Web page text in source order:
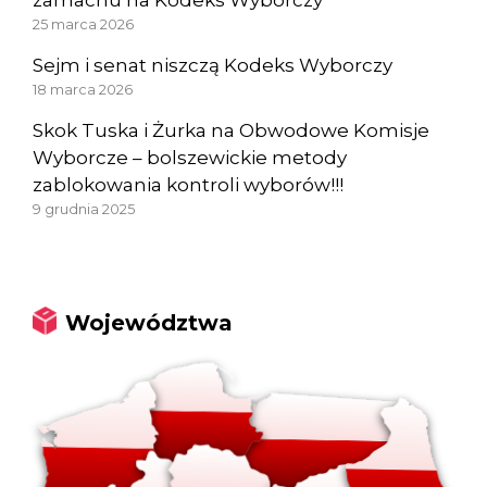
25 marca 2026
Sejm i senat niszczą Kodeks Wyborczy
18 marca 2026
Skok Tuska i Żurka na Obwodowe Komisje
Wyborcze – bolszewickie metody
zablokowania kontroli wyborów!!!
9 grudnia 2025
Województwa